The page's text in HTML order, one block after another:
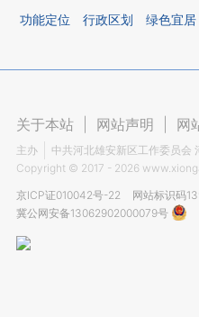
功能定位 行政区划 绿色宜居
关于本站 网站声明 网
主办
中共河北雄安新区工作委员会
Copyright © 2017 - 2026
京ICP证010042号-22
网站标识码
冀公网安备13062902000079号